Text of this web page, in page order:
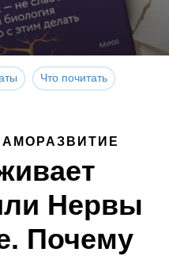
Что почитать
Нервы
Почему